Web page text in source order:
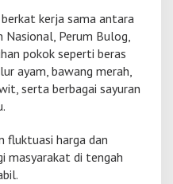
kerja sama antara
Nasional, Perum Bulog,
pokok seperti beras
ayam, bawang merah,
serta berbagai sayuran
fluktuasi harga dan
masyarakat di tengah